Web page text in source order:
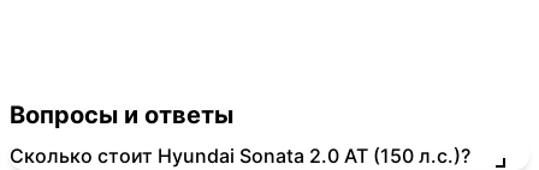
Вопросы и ответы
Сколько стоит Hyundai Sonata 2.0 AT (150 л.с.)?